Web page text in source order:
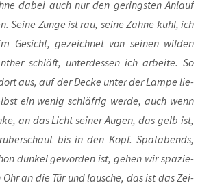
dabei auch nur den gerings­ten Anlauf
Sei­ne Zun­ge ist rau, sei­ne Zäh­ne kühl, ich
Gesicht, gezeich­net von sei­nen wil­den
schläft, unter­dessen ich arbei­te. So
aus, auf der Decke unter der Lam­pe lie­
ein wenig schläf­rig wer­de, auch wenn
an das Licht sei­ner Augen, das gelb ist,
bis in den Kopf. Spät­abends,
dun­kel gewor­den ist, gehen wir spa­zie­
an die Tür und lau­sche, das ist das Zei­